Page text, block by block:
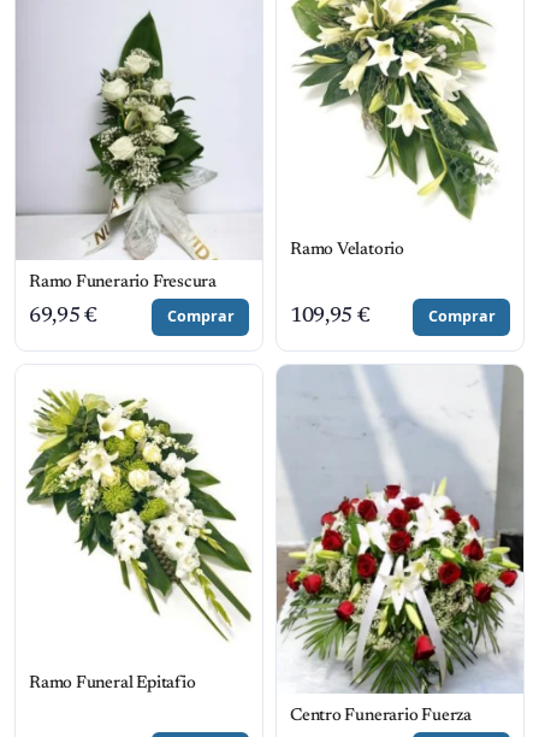
Ramo Funerario Frescura
69,95 € Comprar
Ramo Velatorio
109,95 € Comprar
Ramo Funeral Epitafio
Centro Funerario Fuerza